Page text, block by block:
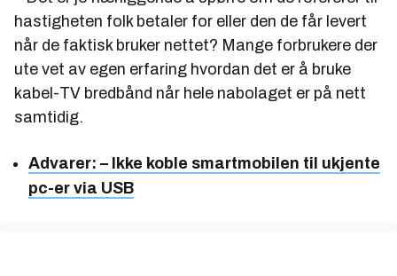
hastigheten folk betaler for eller den de får levert
når de faktisk bruker nettet? Mange forbrukere der
ute vet av egen erfaring hvordan det er å bruke
kabel-TV bredbånd når hele nabolaget er på nett
samtidig.
Advarer: – Ikke koble smartmobilen til ukjente
pc-er via USB